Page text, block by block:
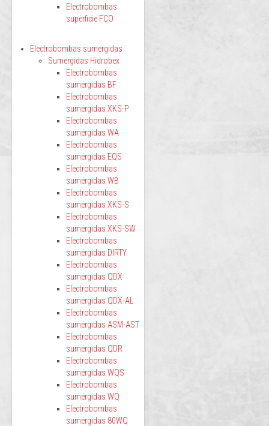
Electrobombas
superficie FCO
Electrobombas sumergidas
Sumergidas Hidrobex
Electrobombas
sumergidas BF
Electrobombas
sumergidas XKS-P
Electrobombas
sumergidas WA
Electrobombas
sumergidas EQS
Electrobombas
sumergidas WB
Electrobombas
sumergidas XKS-S
Electrobombas
sumergidas XKS-SW
Electrobombas
sumergidas DIRTY
Electrobombas
sumergidas QDX
Electrobombas
sumergidas QDX-AL
Electrobombas
sumergidas ASM-AST
Electrobombas
sumergidas QDR
Electrobombas
sumergidas WQS
Electrobombas
sumergidas WQ
Electrobombas
sumergidas 80WQ